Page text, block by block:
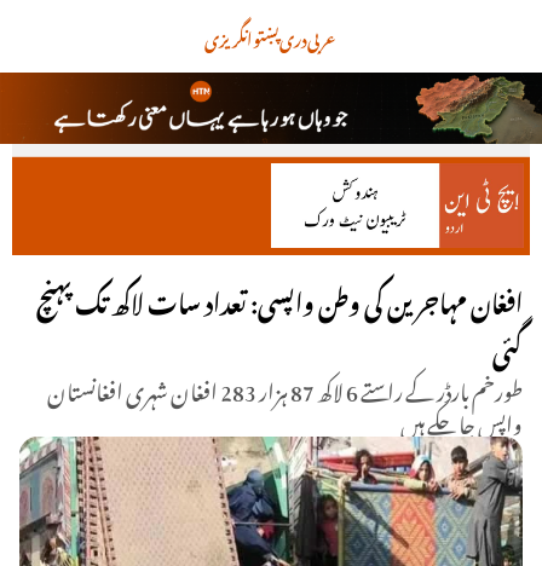
انگریزیپښتودریعربی
افغان مہاجرین کی وطن واپسی: تعداد سات لاکھ تک پہنچ
گئی
طورخم بارڈر کے راستے 6 لاکھ 87 ہزار 283 افغان شہری افغانستان
واپس جا چکے ہیں